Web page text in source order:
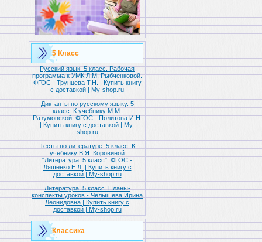
5 Класс
Русский язык. 5 класс. Рабочая
программа к УМК Л.М. Рыбченковой.
ФГОС - Трунцева Т.Н. | Купить книгу
с доставкой | My-shop.ru
Диктанты по русскому языку. 5
класс. К учебнику М.М.
Разумовской. ФГОС - Политова И.Н.
| Купить книгу с доставкой | My-
shop.ru
Тесты по литературе. 5 класс. К
учебнику В.Я. Коровиной
"Литература. 5 класс". ФГОС -
Ляшенко Е.Л. | Купить книгу с
доставкой | My-shop.ru
Литература. 5 класс. Планы-
конспекты уроков - Челышева Ирина
Леонидовна | Купить книгу с
доставкой | My-shop.ru
Классика